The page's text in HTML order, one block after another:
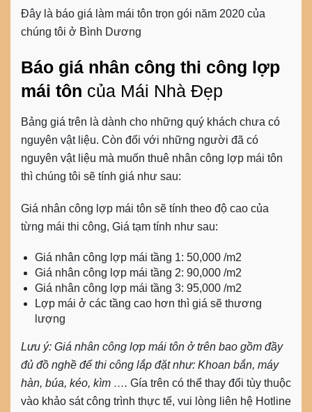
Đây là báo giá làm mái tôn trọn gói năm 2020 của
chúng tôi ở Bình Dương
Báo giá nhân công thi công lợp
mái tôn của Mái Nhà Đẹp
Bảng giá trên là dành cho những quý khách chưa có
nguyên vật liệu. Còn đối với những người đã có
nguyên vật liệu mà muốn thuê nhân công lợp mái tôn
thì chúng tôi sẽ tính giá như sau:
Giá nhân công lợp mái tôn sẽ tính theo độ cao của
từng mái thi công, Giá tạm tính như sau:
Giá nhân công lợp mái tầng 1: 50,000 /m2
Giá nhân công lợp mái tầng 2: 90,000 /m2
Giá nhân công lợp mái tầng 3: 95,000 /m2
Lợp mái ở các tầng cao hơn thì giá sẽ thương
lượng
Lưu ý: Giá nhân công lợp mái tôn ở trên bao gồm đầy
đủ đồ nghề để thi công lắp đặt như: Khoan bắn, máy
hàn, búa, kéo, kìm …. Gía trên có thể thay đổi tùy thuộc
vào khảo sát công trình thực tế, vui lòng liên hệ Hotline